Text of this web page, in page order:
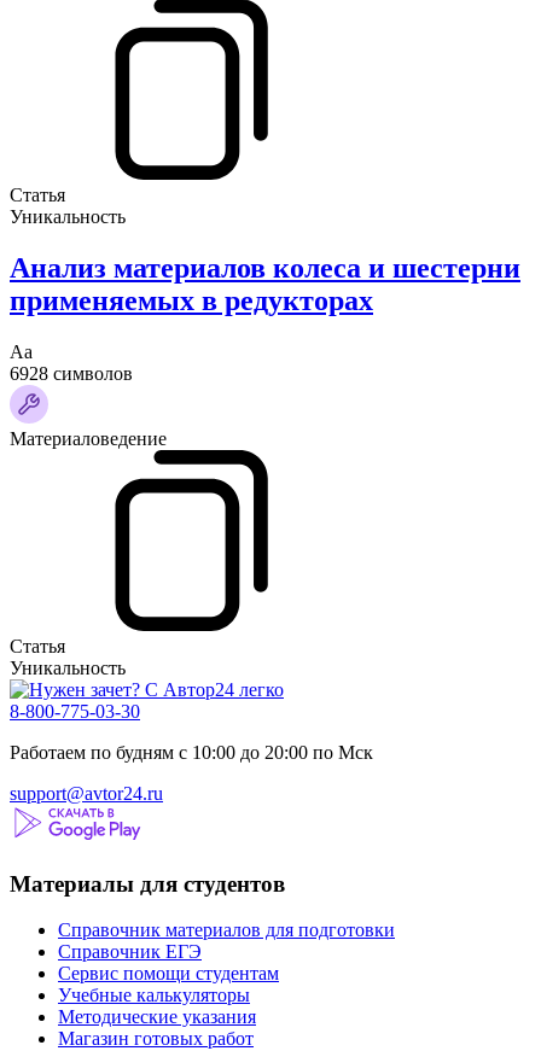
Статья
Уникальность
Анализ материалов колеса и шестерни
применяемых в редукторах
Аа
6928 символов
Материаловедение
Статья
Уникальность
8-800-775-03-30
Работаем по будням с 10:00 до 20:00 по Мск
support@avtor24.ru
Материалы для студентов
Справочник материалов для подготовки
Справочник ЕГЭ
Сервис помощи студентам
Учебные калькуляторы
Методические указания
Магазин готовых работ